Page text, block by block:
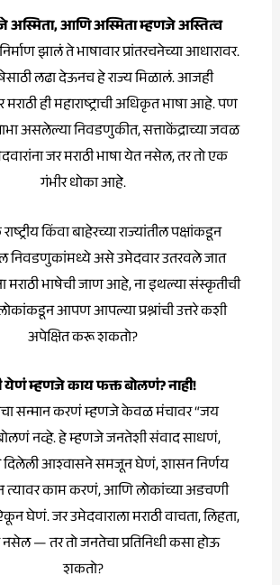
अस्मिता, आणि अस्मिता म्हणजे अस्तित्व
निर्माण झालं ते भाषावार प्रांतरचनेच्या आधारावर.
लढा देऊनच हे राज्य मिळालं. आजही
ही महाराष्ट्राची अधिकृत भाषा आहे. पण
असलेल्या निवडणुकीत, सत्ताकेंद्राच्या जवळ
जर मराठी भाषा येत नसेल, तर तो एक
गंभीर धोका आहे.
किंवा बाहेरच्या राज्यांतील पक्षांकडून
निवडणुकांमध्ये असे उमेदवार उतरवले जात
मराठी भाषेची जाण आहे, ना इथल्या संस्कृतीची
आपण आपल्या प्रश्नांची उत्तरे कशी
अपेक्षित करू शकतो?
येणं म्हणजे काय फक्त बोलणं? नाही!
सन्मान करणं म्हणजे केवळ मंचावर “जय
बोलणं नव्हे. हे म्हणजे जनतेशी संवाद साधणं,
आश्वासने समजून घेणं, शासन निर्णय
काम करणं, आणि लोकांच्या अडचणी
घेणं. जर उमेदवाराला मराठी वाचता, लिहता,
— तर तो जनतेचा प्रतिनिधी कसा होऊ
शकतो?